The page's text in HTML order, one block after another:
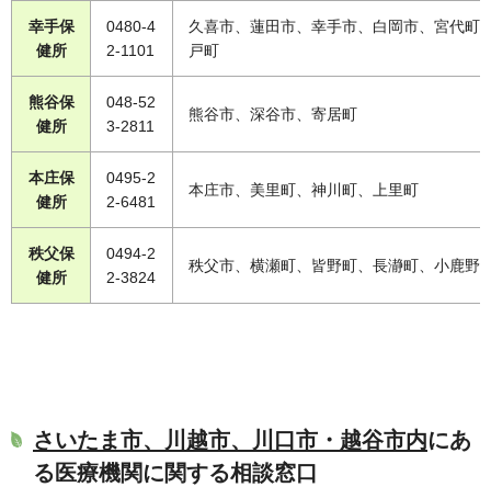
幸手保
健所
0480-4
2-1101
久喜市、蓮田市、幸手市、白岡市、宮代町
戸町
熊谷保
健所
048-52
3-2811
熊谷市、深谷市、寄居町
本庄保
健所
0495-2
2-6481
本庄市、美里町、神川町、上里町
秩父保
健所
0494-2
2-3824
秩父市、横瀬町、皆野町、長瀞町、小鹿野
さいたま市、川越市、川口市・越谷市内にあ
る医療機関に関する相談窓口